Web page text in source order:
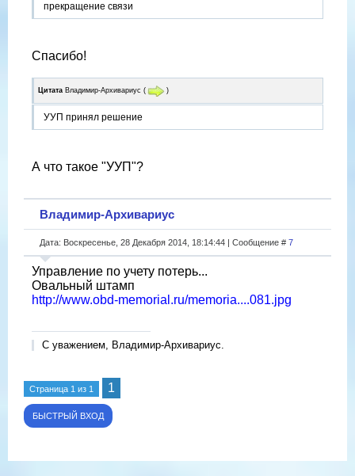
прекращение связи
Спасибо!
Цитата Владимир-Архивариус ( )
УУП принял решение
А что такое "УУП"?
Владимир-Архивариус
Дата: Воскресенье, 28 Декабря 2014, 18:14:44 | Сообщение # 7
Управление по учету потерь...
Овальный штамп
http://www.obd-memorial.ru/memoria....081.jpg
С уважением, Владимир-Архивариус.
Страница 1 из 1 1